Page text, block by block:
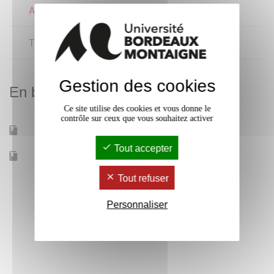
Analyse d'image
Techniques d'écriture 3 crédits
En bref Gestion des cookies
Ce site utilise des cookies et vous donne le
contrôle sur ceux que vous souhaitez activer
Tout accepter
Tout refuser
Personnaliser